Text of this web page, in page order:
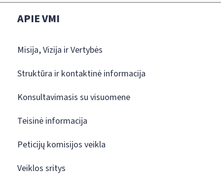
APIE VMI
Misija, Vizija ir Vertybės
Struktūra ir kontaktinė informacija
Konsultavimasis su visuomene
Teisinė informacija
Peticijų komisijos veikla
Veiklos sritys